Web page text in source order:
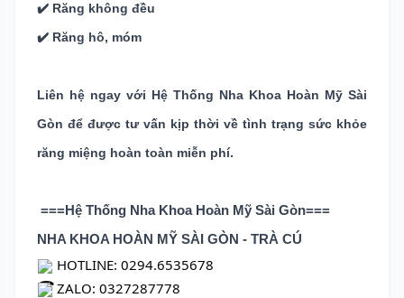
✔️ Răng không đều
✔️ Răng hô, móm
Liên hệ ngay với Hệ Thống Nha Khoa Hoàn Mỹ Sài
Gòn để được tư vấn kịp thời về tình trạng sức khỏe
răng miệng hoàn toàn miễn phí.
===Hệ Thống Nha Khoa Hoàn Mỹ Sài Gòn===
NHA KHOA HOÀN MỸ SÀI GÒN - TRÀ CÚ
HOTLINE: 0294.6535678
ZALO: 0327287778